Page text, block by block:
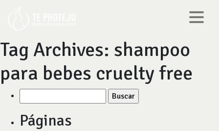
Tag Archives: shampoo
para bebes cruelty free
por:
Páginas